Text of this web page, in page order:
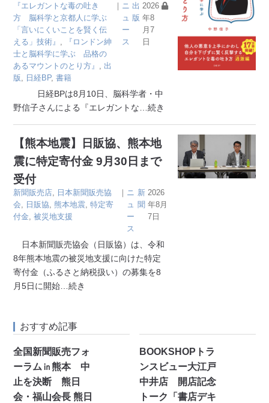
『エレガントな毒の吐き
方 脳科学と京都人に学ぶ
「言いにくいことを賢く伝
える」技術』 ,
『ロンドン紳
士と脳科学に学ぶ 品格の
あるマウントのとり方』 , 出
版, 日経BP,書籍
｜ ニ
ュ
ー
ス
出
版
2026
年8
月7
日
日経BPは8月10日、脳科学者・中
野信子さんによる『エレガントな …続き
【熊本地震】日販協、熊本地
震に特定寄付金 9月30日まで
受付
新聞販売店, 日本新聞販売協
会, 日販協, 熊本地震,特定寄
付金,被災地支援
｜ ニ
ュ
ー
ス
新
聞
2026
年8月
7日
日本新聞販売協会（日販協）は、令和
8年熊本地震の被災地支援に向けた特定
寄付金（ふるさと納税扱い）の募集を8
月5日に開始 …続き
おすすめ記事
全国新聞販売フォ
ーラム㏌熊本 中
止を決断 熊日
会・福山会長 熊日
BOOKSHOPトラ
ンスビュー大江戸
中井店 開店記念
トーク「書店デキ